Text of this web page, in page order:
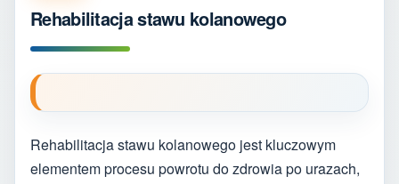
Rehabilitacja stawu kolanowego
Rehabilitacja stawu kolanowego jest kluczowym
elementem procesu powrotu do zdrowia po urazach,